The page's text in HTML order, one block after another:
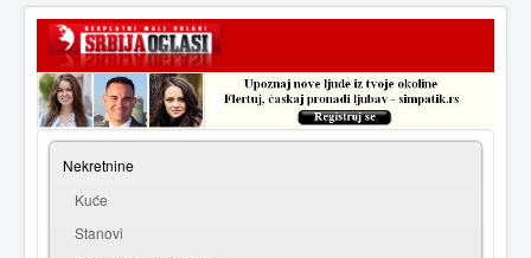
| Registracija
Nekretnine
Kuće
Stanovi